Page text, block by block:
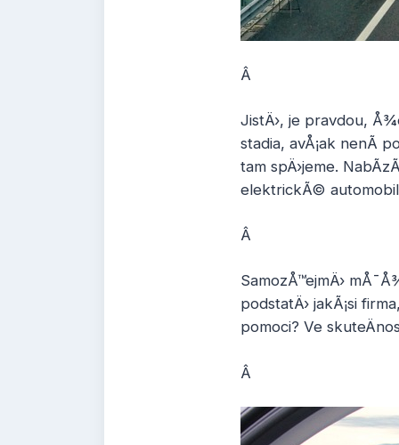
Â
JistÄ›, je pravdou,
stadia, avÅ¡ak nenÃ­
tam spÄ›jeme.
elektrickÃ©
Â
SamozÅ™ejmÄ›
podstatÄ› jakÃ¡si
pomoci? Ve
Â